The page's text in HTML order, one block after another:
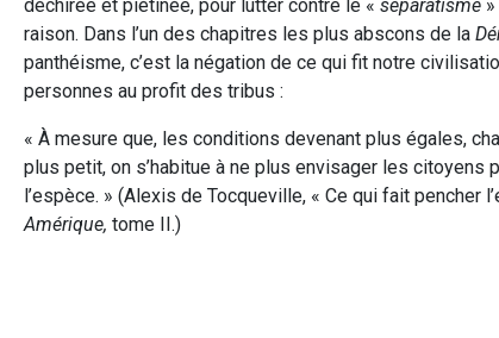
déchirée et piétinée, pour lutter contre le « séparatisme
raison. Dans l’un des chapitres les plus abscons de la
panthéisme, c’est la négation de ce qui fit notre
personnes au profit des tribus :
« À mesure que, les conditions devenant plus égales,
plus petit, on s’habitue à ne plus envisager les citoyens
l’espèce. » (Alexis de Tocqueville, « Ce qui fait
Amérique, tome II.)